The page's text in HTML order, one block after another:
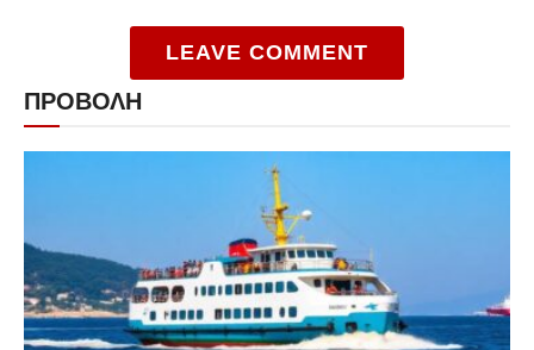
LEAVE COMMENT
ΠΡΟΒΟΛΗ